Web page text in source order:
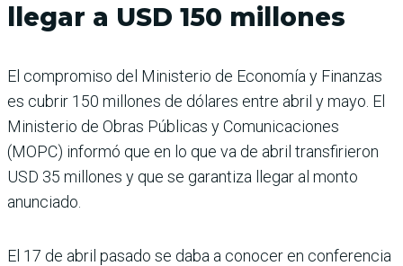
llegar a USD 150 millones
El compromiso del Ministerio de Economía y Finanzas
es cubrir 150 millones de dólares entre abril y mayo. El
Ministerio de Obras Públicas y Comunicaciones
(MOPC) informó que en lo que va de abril transfirieron
USD 35 millones y que se garantiza llegar al monto
anunciado.
El 17 de abril pasado se daba a conocer en conferencia